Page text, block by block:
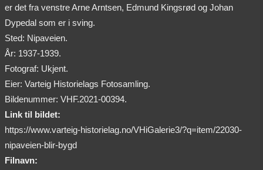
er det fra venstre Arne Arntsen, Edmund Kingsrød og Johan
Dypedal som er i sving.
Sted: Nipaveien.
År: 1937-1939.
Fotograf: Ukjent.
Eier: Varteig Historielags Fotosamling.
Bildenummer: VHF.2021-00394.
Link til bildet:
https://www.varteig-historielag.no/VHiGalerie3/?q=item/22030-
nipaveien-blir-bygd
Filnavn: